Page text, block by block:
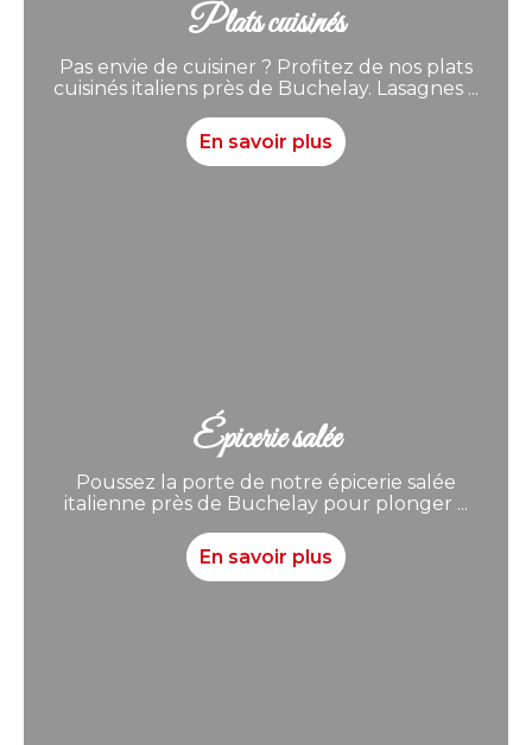
Plats cuisinés
Pas envie de cuisiner ? Profitez de nos plats
cuisinés italiens près de Buchelay. Lasagnes ...
En savoir plus
Épicerie salée
Poussez la porte de notre épicerie salée
italienne près de Buchelay pour plonger ...
En savoir plus